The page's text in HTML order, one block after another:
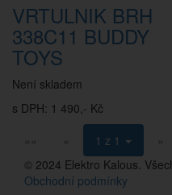
VRTULNIK BRH
338C11 BUDDY
TOYS
Není skladem
s DPH: 1 490,- Kč
««
« 1 z 1 »
© 2024 Elektro Kalous.
Obchodní podmínky